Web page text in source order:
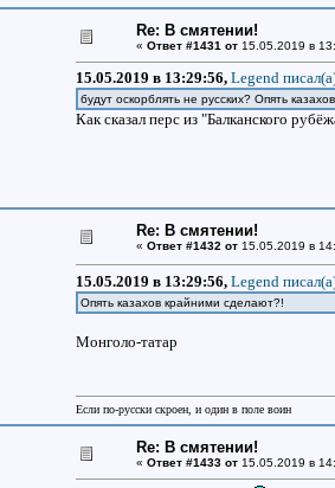
Re: В смятении!
« Ответ #1431 от15.05.2019 в
15.05.2019 в 13:29:56, Legend
будут оскорблять не русских? Опять
Как сказал перс из "Балканского
Re: В смятении!
« Ответ #1432 от15.05.2019 в
15.05.2019 в 13:29:56, Legend
Опять казахов крайними сделают?!
Монголо-татар
Если по-русски скроен, и один в поле воин
Re: В смятении!
« Ответ #1433 от15.05.2019 в